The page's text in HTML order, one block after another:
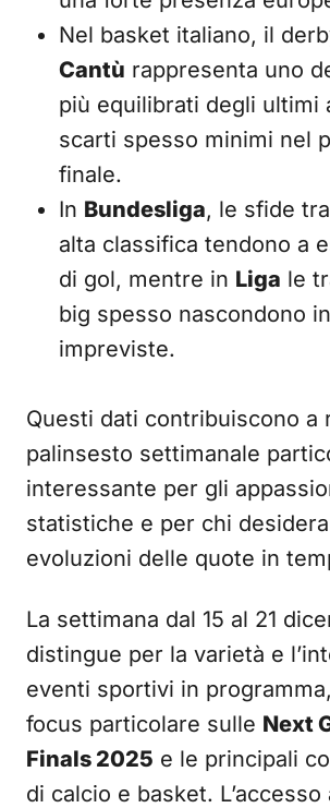
Nel basket italiano, il
Cantù rappresenta uno
più equilibrati degli ultimi
scarti spesso minimi nel
finale.
In Bundesliga, le sfide
alta classifica tendono a
di gol, mentre in Liga le
big spesso nascondono
impreviste.
Questi dati contribuiscono a
palinsesto settimanale
interessante per gli
statistiche e per chi
evoluzioni delle quote in
La settimana dal 15 al 21
distingue per la varietà e
eventi sportivi in
focus particolare sulle Next
Finals 2025 e le principali
di calcio e basket. L’accesso